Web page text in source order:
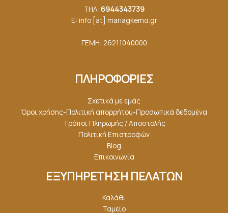
ΤΗΛ: 6944343739
E: info [at] mariagkemα.gr
ΓΕΜΗ: 26211040000
ΠΛΗΡΟΦΟΡΙΕΣ
Σχετικά με εμάς
Όροι χρήσης-Πολιτική απορρήτου-Προσωπικά δεδομένα
Τρόποι Πληρωμής / Αποστολής
Πολιτική Επιστροφών
Blog
Επικοινωνία
ΕΞΥΠΗΡΕΤΗΣΗ ΠΕΛΑΤΩΝ
Καλάθι
Ταμείο